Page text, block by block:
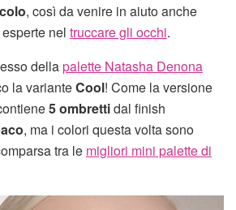
, così da venire in aiuto anche
nel truccare gli occhi.
dellapalette Natasha Denona
la varianteCool! Come la versione
5 ombrettidal finish
, ma i colori questa volta sono
tra le migliori mini palette di